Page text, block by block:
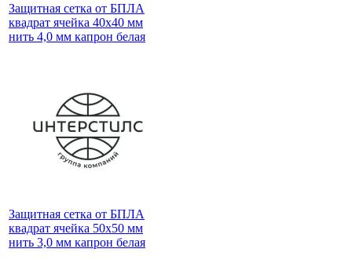
Защитная сетка от БПЛА
квадрат ячейка 40х40 мм
нить 4,0 мм капрон белая
Защитная сетка от БПЛА
квадрат ячейка 50х50 мм
нить 3,0 мм капрон белая